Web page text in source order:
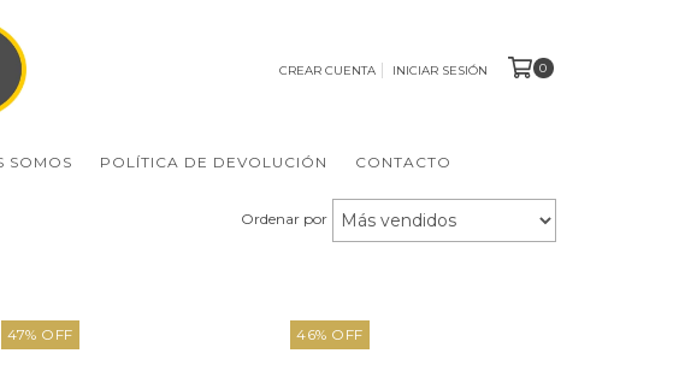
CREAR CUENTA INICIAR SESIÓN 0
SOMOS POLÍTICA DE DEVOLUCIÓN CONTACTO
Ordenar por
47% OFF 46% OFF